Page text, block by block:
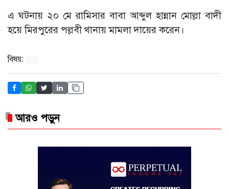
এ ঘটনায় ২০ মে রামিসার বাবা আব্দুল হান্নান মোল্লা বাদী
হয়ে মিরপুরের পল্লবী থানায় মামলা দায়ের করেন।
বিষয়:
আরও পড়ুন